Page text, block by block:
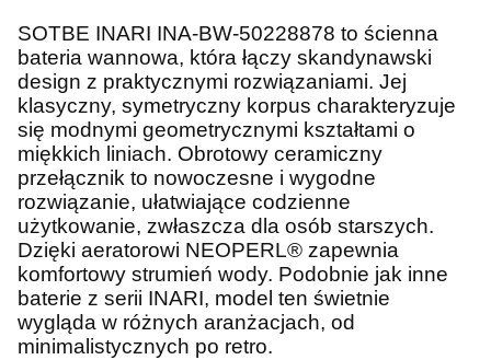
SOTBE INARI INA-BW-50228878 to ścienna
bateria wannowa, która łączy skandynawski
design z praktycznymi rozwiązaniami. Jej
klasyczny, symetryczny korpus charakteryzuje
się modnymi geometrycznymi kształtami o
miękkich liniach. Obrotowy ceramiczny
przełącznik to nowoczesne i wygodne
rozwiązanie, ułatwiające codzienne
użytkowanie, zwłaszcza dla osób starszych.
Dzięki aeratorowi NEOPERL® zapewnia
komfortowy strumień wody. Podobnie jak inne
baterie z serii INARI, model ten świetnie
wygląda w różnych aranżacjach, od
minimalistycznych po retro.